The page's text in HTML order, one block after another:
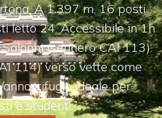
A 1.397 m, 16 posti
letto 24. Accessibile in 1h
(sentiero CAI 113).
114) verso vette come
rifugio ideale per
e studenti.